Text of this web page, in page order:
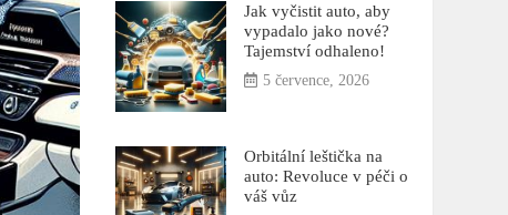
Jak vyčistit auto, aby
vypadalo jako nové?
Tajemství odhaleno!
5 července, 2026
Orbitální leštička na
auto: Revoluce v péči o
váš vůz